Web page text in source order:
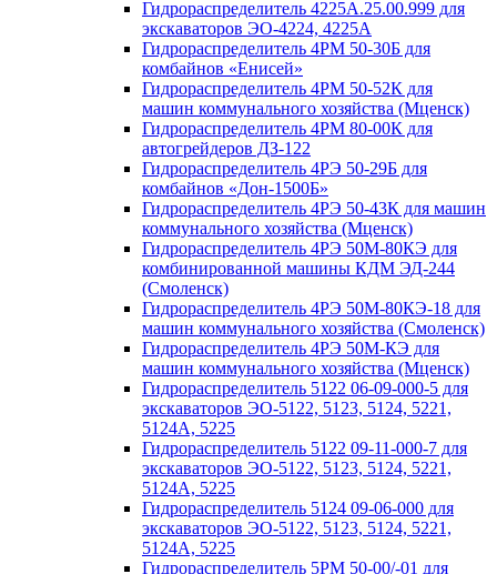
Гидрораспределитель 4225А.25.00.999 для
экскаваторов ЭО-4224, 4225А
Гидрораспределитель 4РМ 50-30Б для
комбайнов «Енисей»
Гидрораспределитель 4РМ 50-52К для
машин коммунального хозяйства (Мценск)
Гидрораспределитель 4РМ 80-00К для
автогрейдеров ДЗ-122
Гидрораспределитель 4РЭ 50-29Б для
комбайнов «Дон-1500Б»
Гидрораспределитель 4РЭ 50-43К для машин
коммунального хозяйства (Мценск)
Гидрораспределитель 4РЭ 50М-80КЭ для
комбинированной машины КДМ ЭД-244
(Смоленск)
Гидрораспределитель 4РЭ 50М-80КЭ-18 для
машин коммунального хозяйства (Смоленск)
Гидрораспределитель 4РЭ 50М-КЭ для
машин коммунального хозяйства (Мценск)
Гидрораспределитель 5122 06-09-000-5 для
экскаваторов ЭО-5122, 5123, 5124, 5221,
5124А, 5225
Гидрораспределитель 5122 09-11-000-7 для
экскаваторов ЭО-5122, 5123, 5124, 5221,
5124А, 5225
Гидрораспределитель 5124 09-06-000 для
экскаваторов ЭО-5122, 5123, 5124, 5221,
5124А, 5225
Гидрораспределитель 5РМ 50-00/-01 для